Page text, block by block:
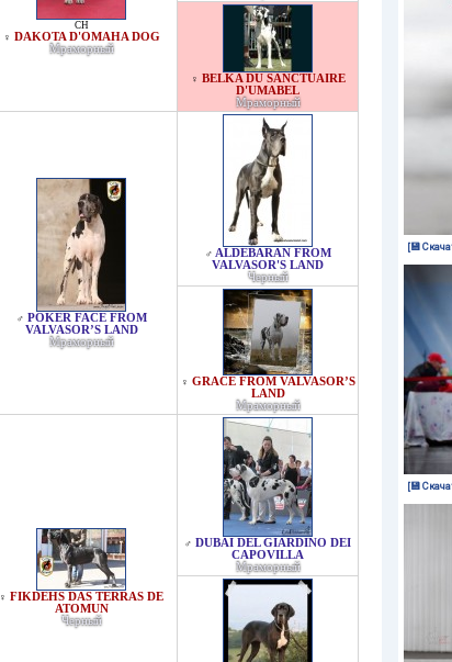
CH
♀ DAKOTA D'OMAHA DOG
Мраморный
♀ BELKA DU SANCTUAIRE
D'UMABEL
Мраморный
♂ POKER FACE FROM
VALVASOR’S LAND
Мраморный
♂ ALDEBARAN FROM
VALVASOR'S LAND
Черный
♀ GRACE FROM VALVASOR’S
LAND
Мраморный
♀ FIKDEHS DAS TERRAS DE
ATOMUN
Черный
♂ DUBAI DEL GIARDINO DEI
CAPOVILLA
Мраморный
[💾
[💾